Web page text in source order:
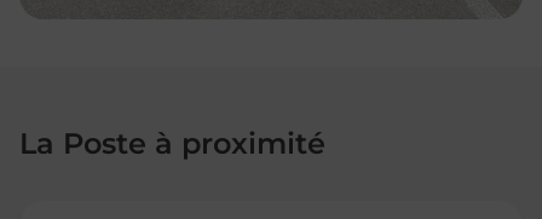
La Poste à proximité